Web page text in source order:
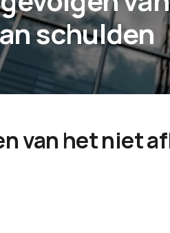
schulden
van het niet